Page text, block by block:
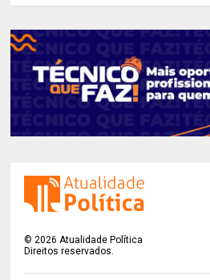
©2026 Atualidade Política
Direitos reservados.